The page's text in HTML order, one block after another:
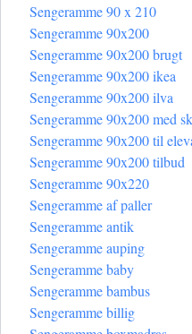
Sengeramme 90 x 210
Sengeramme 90x200
Sengeramme 90x200 brugt
Sengeramme 90x200 ikea
Sengeramme 90x200 ilva
Sengeramme 90x200 med
Sengeramme 90x200 til
Sengeramme 90x200 tilbud
Sengeramme 90x220
Sengeramme af paller
Sengeramme antik
Sengeramme auping
Sengeramme baby
Sengeramme bambus
Sengeramme billig